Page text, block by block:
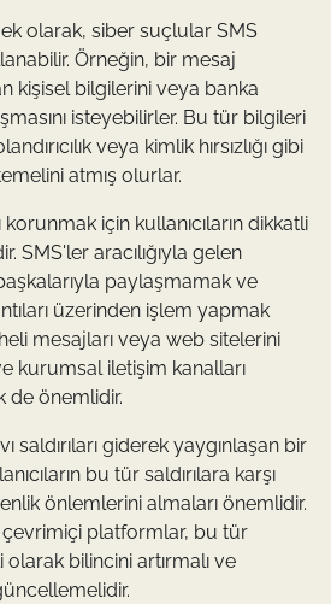
ek olarak, siber suçlular SMS
Örneğin, bir mesaj
kişisel bilgilerini veya banka
isteyebilirler. Bu tür bilgileri
veya kimlik hırsızlığı gibi
atmış olurlar.
korunmak için kullanıcıların dikkatli
SMS'ler aracılığıyla gelen
paylaşmamak ve
üzerinden işlem yapmak
mesajları veya web sitelerini
kurumsal iletişim kanalları
de önemlidir.
saldırıları giderek yaygınlaşan bir
bu tür saldırılara karşı
önlemlerini almaları önemlidir.
platformlar, bu tür
olarak bilincini artırmalı ve